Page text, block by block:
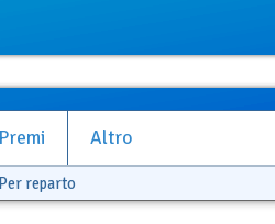
Premi Altro
Per reparto